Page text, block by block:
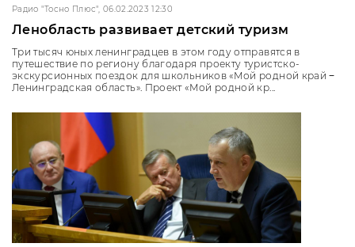
Радио "Тосно Плюс", 06.02.2023 12:30
Ленобласть развивает детский туризм
Три тысяч юных ленинградцев в этом году отправятся в
путешествие по региону благодаря проекту туристско-
экскурсионных поездок для школьников «Мой родной край −
Ленинградская область». Проект «Мой родной кр...